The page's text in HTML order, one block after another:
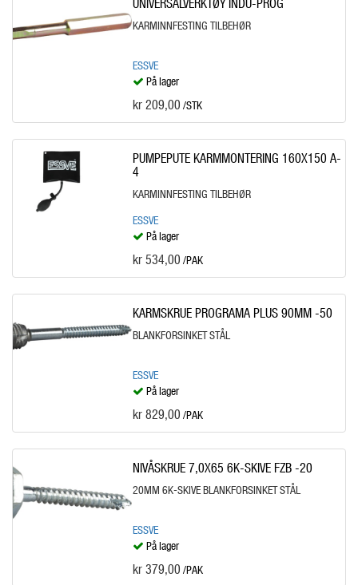
KARMINNFESTING TILBEHØR
ESSVE
På lager
kr 209,00 /STK
PUMPEPUTE KARMMONTERING 160X150 A-
4
KARMINNFESTING TILBEHØR
ESSVE
På lager
kr 534,00 /PAK
KARMSKRUE PROGRAMA PLUS 90MM -50
BLANKFORSINKET STÅL
ESSVE
På lager
kr 829,00 /PAK
NIVÅSKRUE 7,0X65 6K-SKIVE FZB -20
20MM 6K-SKIVE BLANKFORSINKET STÅL
ESSVE
På lager
kr 379,00 /PAK